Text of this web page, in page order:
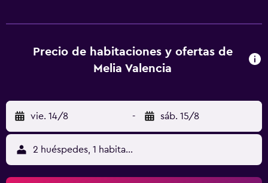
incluyen baño turco, gimnasio y piscina al aire libre de
temporada. Se pueden practicar las actividades de ocio y
aplique un recargo).
Precio de habitaciones y ofertas de
Melia Valencia
vie. 14/8 - sáb. 15/8
2 huéspedes, 1 habitación